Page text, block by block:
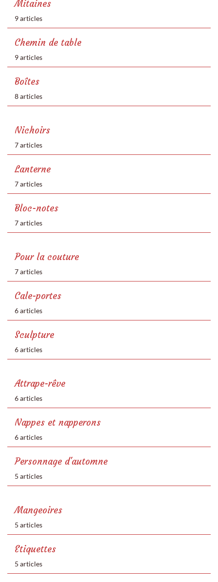
Mitaines
9 articles
Chemin de table
9 articles
Boîtes
8 articles
Nichoirs
7 articles
Lanterne
7 articles
Bloc-notes
7 articles
Pour la couture
7 articles
Cale-portes
6 articles
Sculpture
6 articles
Attrape-rêve
6 articles
Nappes et napperons
6 articles
Personnage d'automne
5 articles
Mangeoires
5 articles
Etiquettes
5 articles